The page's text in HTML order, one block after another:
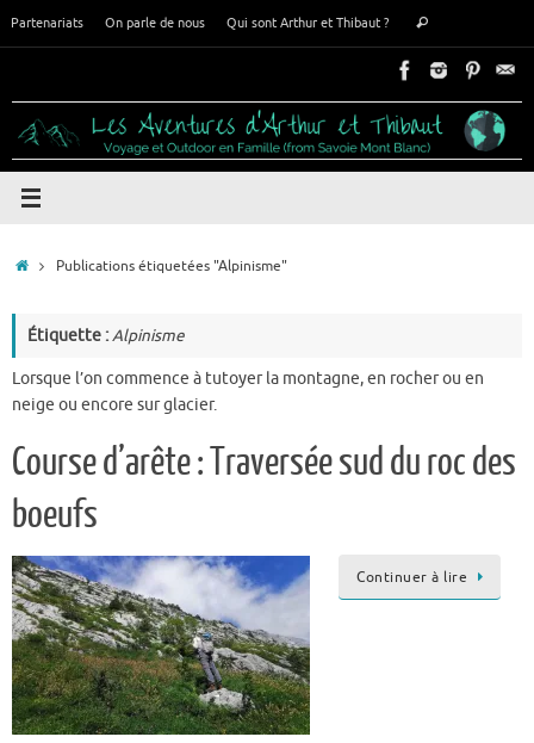
Partenariats On parle de nous Qui sont Arthur et Thibaut ?
:
Rechercher
AccueilPublications étiquetées "Alpinisme"
Étiquette :Alpinisme
Lorsque l’on commence à tutoyer la montagne, en rocher ou en
neige ou encore sur glacier.
Course d’arête : Traversée sud du roc des
boeufs
Continuer à lire